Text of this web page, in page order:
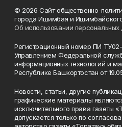
© 2026 Сайт общественно-
города Ишимбая и
Об использовании персональных
Регистрационный номер ПИ
Управлением Федеральной
информационных технологий и
Республике Башкортостан от
Новости, статьи, другие
графические материалы
исключительного права газеты
допускается только по